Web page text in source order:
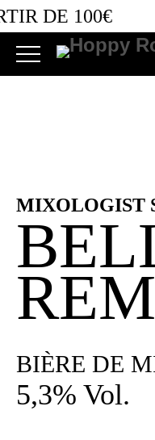
DE 100€
Retro bières
MIXOLOGIST
BIÈRE DE
5,3% Vol.